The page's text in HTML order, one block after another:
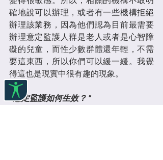
確地說可以辦理，或者有一些機構拒絕
辦理該業務，因為他們認為目前最需要
辦理意定監護人群是老人或者是心智障
礙的兒童，而性少數群體還年輕，不需
要這東西，所以你們可以緩一緩。我覺
得這也是現實中很有趣的現象。
"意定監護如何生效？"